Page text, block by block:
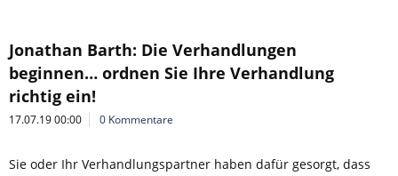
Jonathan Barth: Die Verhandlungen
beginnen… ordnen Sie Ihre Verhandlung
richtig ein!
17.07.19 00:00 0 Kommentare
Sie oder Ihr Verhandlungspartner haben dafür gesorgt, dass